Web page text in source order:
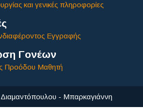
και γενικές πληροφορίες
Εγγραφής
Γονέων
Προόδου Μαθητή
- Μπαρκαγιάννη